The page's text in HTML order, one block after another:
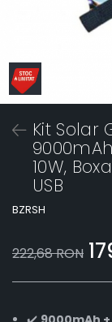
Kit Solar
10W,
USB
BZRSH
222,68 RON